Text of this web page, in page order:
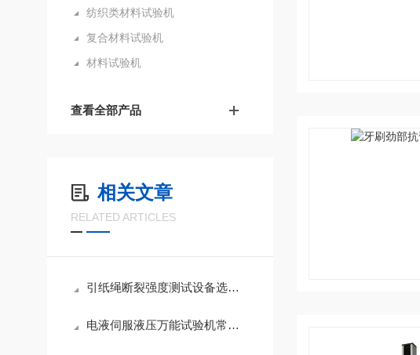
纺织类材料试验机
复合材料试验机
材料试验机
查看全部产品
相关文章
RELATED ARTICLES
引纸绳断裂强度测试设备选择方案
电液伺服液压万能试验机常见故障及维护保养指南